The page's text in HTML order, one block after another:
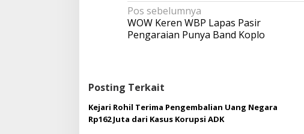
N
a
v
i
p
o
s
Pos sebelumnya
WOW Keren WBP Lapas Pasir
Pengaraian Punya Band Koplo
Posting Terkait
Kejari Rohil Terima Pengembalian Uang Negara
Rp162 Juta dari Kasus Korupsi ADK